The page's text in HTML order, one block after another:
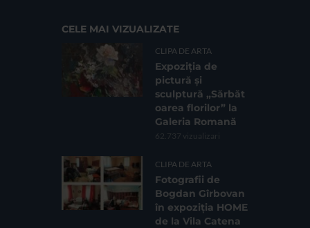
CELE MAI VIZUALIZATE
CLIPA DE ARTA
Expoziția de
pictură și
sculptură „Sărbăt
oarea florilor” la
Galeria Romană
62.737 vizualizari
CLIPA DE ARTA
Fotografii de
Bogdan Gîrbovan
în expoziția HOME
de la Vila Catena